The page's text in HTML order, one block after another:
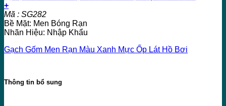
+
Mã : SG282
Bề Mặt: Men Bóng Rạn
Nhãn Hiệu: Nhập Khẩu
Gạch Gốm Men Rạn Màu Xanh Mực Ốp Lát Hồ Bơi
Thông tin bổ sung